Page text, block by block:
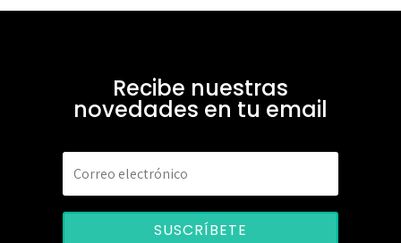
Recibe nuestras
novedades en tu email
SUSCRÍBETE